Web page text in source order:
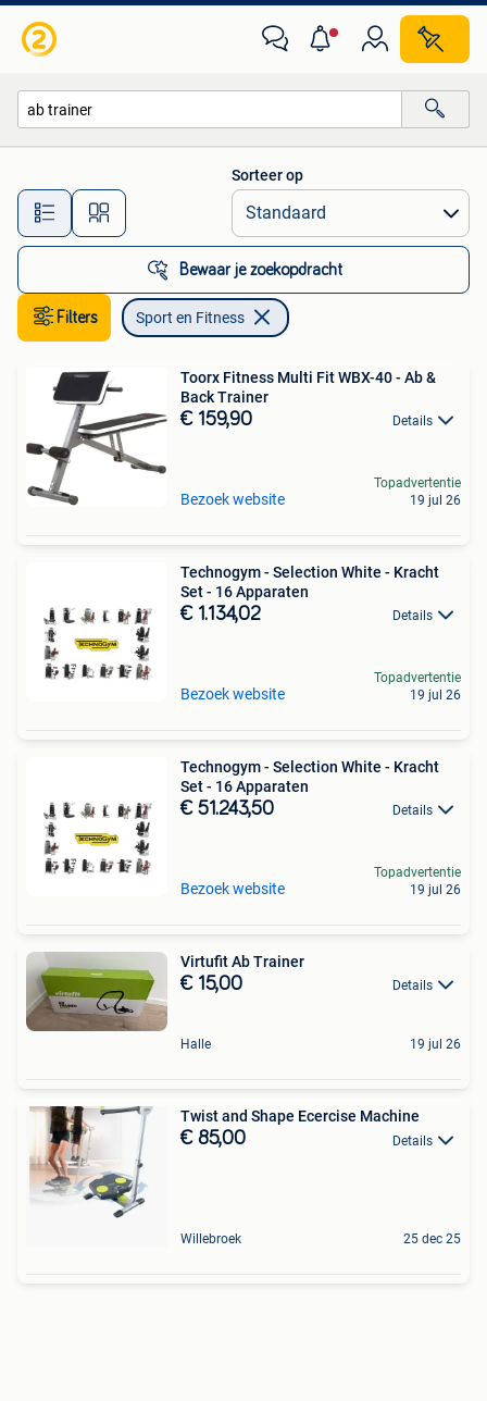
Alle afstanden…
Sorteer op
Bewaar je zoekopdracht
Filters Sport en Fitness
Toorx Fitness Multi Fit WBX-40 - Ab &
Back Trainer
€ 159,90 Details
Bezoek website
Topadvertentie
19 jul 26
Technogym - Selection White - Kracht
Set - 16 Apparaten
€ 1.134,02 Details
Bezoek website
Topadvertentie
19 jul 26
Technogym - Selection White - Kracht
Set - 16 Apparaten
€ 51.243,50 Details
Bezoek website
Topadvertentie
19 jul 26
Virtufit Ab Trainer
€ 15,00 Details
Halle 19 jul 26
Twist and Shape Ecercise Machine
€ 85,00 Details
Willebroek 25 dec 25